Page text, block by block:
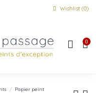
Wishlist (0)
0
Papier peint